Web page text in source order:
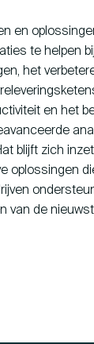
en
te helpen
het
en het
blijft zich
oplossingen
van de